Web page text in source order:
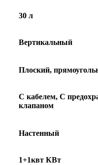
30 л
Вертикальный
Плоский,
С кабелем, С
клапаном
Настенный
1+1квт КВт